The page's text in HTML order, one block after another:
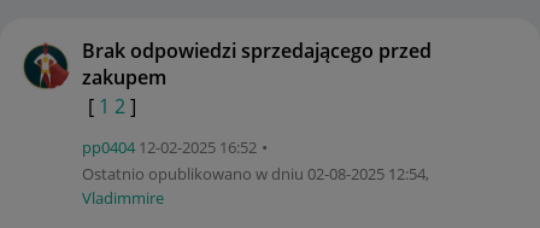
Brak odpowiedzi sprzedającego przed
zakupem
[ 1 2]
pp0404 ‎12-02-2025 16:52
Ostatnio opublikowano w dniu ‎02-08-2025 12:54,
Vladimmire